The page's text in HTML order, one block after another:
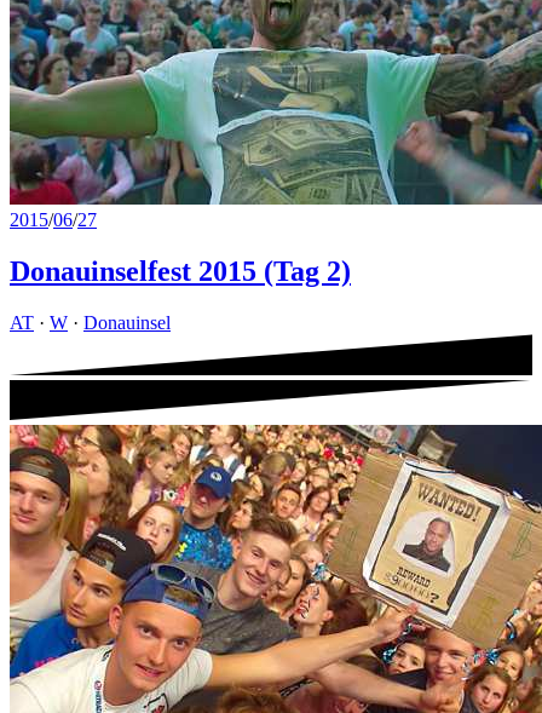
2015/06/27
Donauinselfest 2015 (Tag 2)
AT · W · Donauinsel